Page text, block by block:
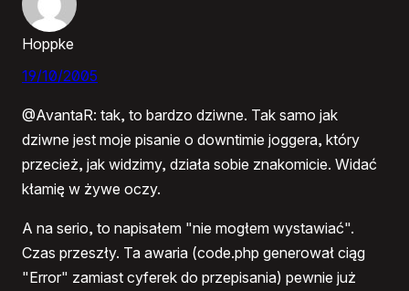
Hoppke
19/10/2005
@AvantaR: tak, to bardzo dziwne. Tak samo jak
dziwne jest moje pisanie o downtimie joggera, który
przecież, jak widzimy, działa sobie znakomicie. Widać
kłamię w żywe oczy.
A na serio, to napisałem "nie mogłem wystawiać".
Czas przeszły. Ta awaria (code.php generował ciąg
"Error" zamiast cyferek do przepisania) pewnie już